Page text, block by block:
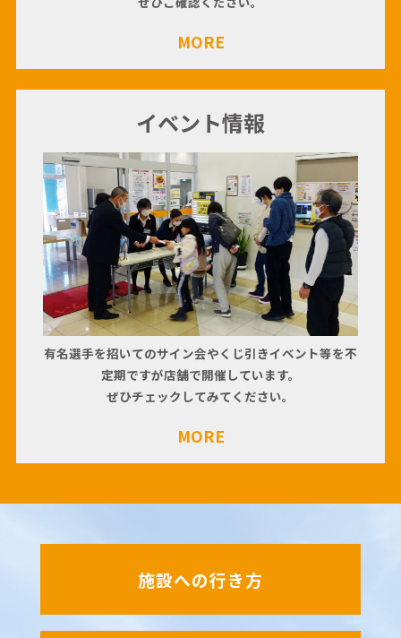
MORE
イベント情報
有名選手を招いてのサイン会やくじ引きイベント等を不
定期ですが店舗で開催しています。
ぜひチェックしてみてください。
MORE
施設への行き方